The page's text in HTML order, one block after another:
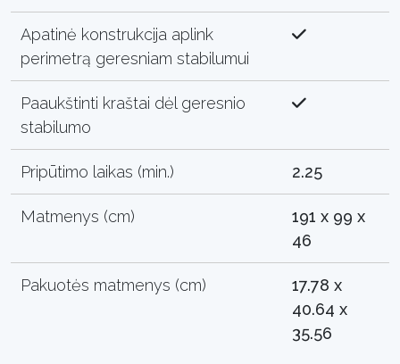
Apatinė konstrukcija aplink
perimetrą geresniam stabilumui
Paaukštinti kraštai dėl geresnio
stabilumo
Pripūtimo laikas (min.) 2.25
Matmenys (cm)
191 x 99 x
46
Pakuotės matmenys (cm)
17.78 x
40.64 x
35.56